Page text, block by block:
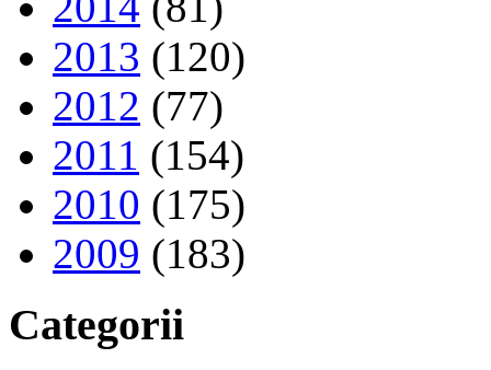
2013 (120)
2012 (77)
2011 (154)
2010 (175)
2009 (183)
Categorii